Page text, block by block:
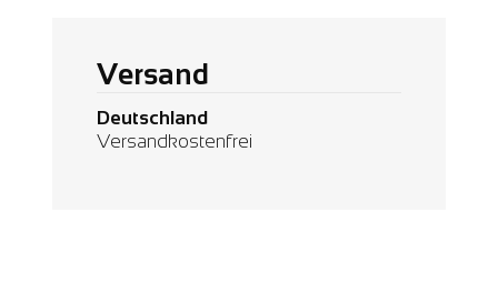
Versand
Deutschland
Versandkostenfrei